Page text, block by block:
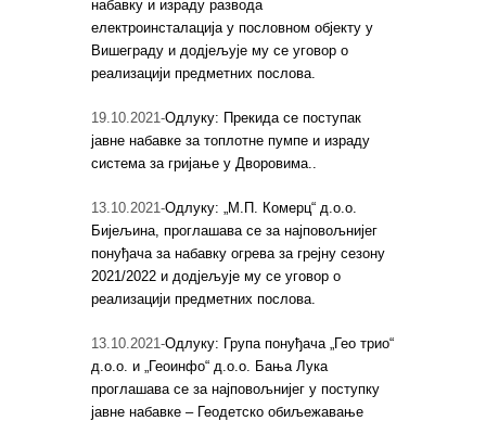
набавку и израду развода
електроинсталација у пословном објекту у
Вишеграду и додјељује му се уговор о
реализацији предметних послова.
19.10.2021-Одлуку: Прекида се поступак
јавне набавке за топлотне пумпе и израду
система за гријање у Дворовима..
13.10.2021-Одлуку: „М.П. Комерц“ д.о.о.
Бијељина, проглашава се за најповољнијег
понуђача за набавку огрева за грејну сезону
2021/2022 и додјељује му се уговор о
реализацији предметних послова.
13.10.2021-Одлуку: Група понуђача „Гео трио“
д.о.о. и „Геоинфо“ д.о.о. Бања Лука
проглашава се за најповољнијег у поступку
јавне набавке – Геодетско обиљежавање